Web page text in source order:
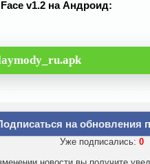
v1.2 на Андроид:
на обновления
Уже подписались: 0